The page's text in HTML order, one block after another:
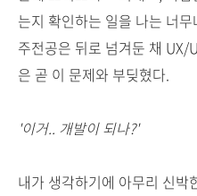
는지 확인하는 일을 나는 너
주전공은 뒤로 넘겨둔 채 UX/
은 곧 이 문제와 부딪혔다.
'이거.. 개발이 되나?'
내가 생각하기에 아무리 신박